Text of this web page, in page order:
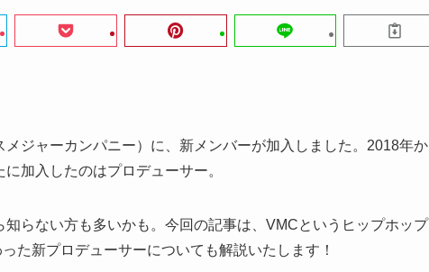
ジャーカンパニー）に、新メンバーが加入しました。2018年か
加入したのはプロデューサー。
らない方も多いかも。今回の記事は、VMCというヒップホップ
た新プロデューサーについても解説いたします！